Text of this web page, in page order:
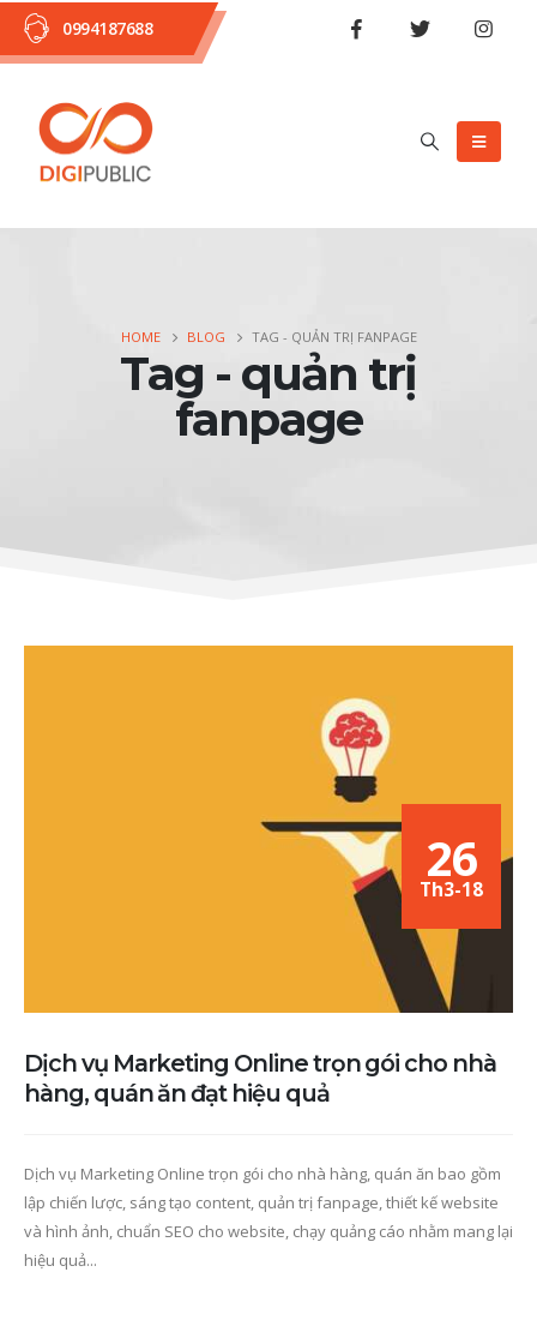
0994187688
HOME BLOG TAG - QUẢN TRỊ FANPAGE
Tag - quản trị
fanpage
26
Th3-18
Dịch vụ Marketing Online trọn gói cho nhà
hàng, quán ăn đạt hiệu quả
Dịch vụ Marketing Online trọn gói cho nhà hàng, quán ăn bao gồm
lập chiến lược, sáng tạo content, quản trị fanpage, thiết kế website
và hình ảnh, chuẩn SEO cho website, chạy quảng cáo nhằm mang lại
hiệu quả...